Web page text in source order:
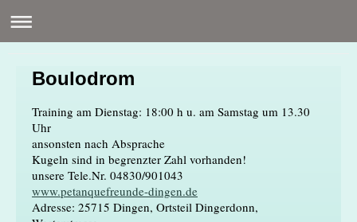
Boulodrom
Training am Dienstag: 18:00 h u. am Samstag um 13.30
Uhr
ansonsten nach Absprache
Kugeln sind in begrenzter Zahl vorhanden!
unsere Tele.Nr. 04830/901043
www.petanquefreunde-dingen.de
Adresse: 25715 Dingen, Ortsteil Dingerdonn,